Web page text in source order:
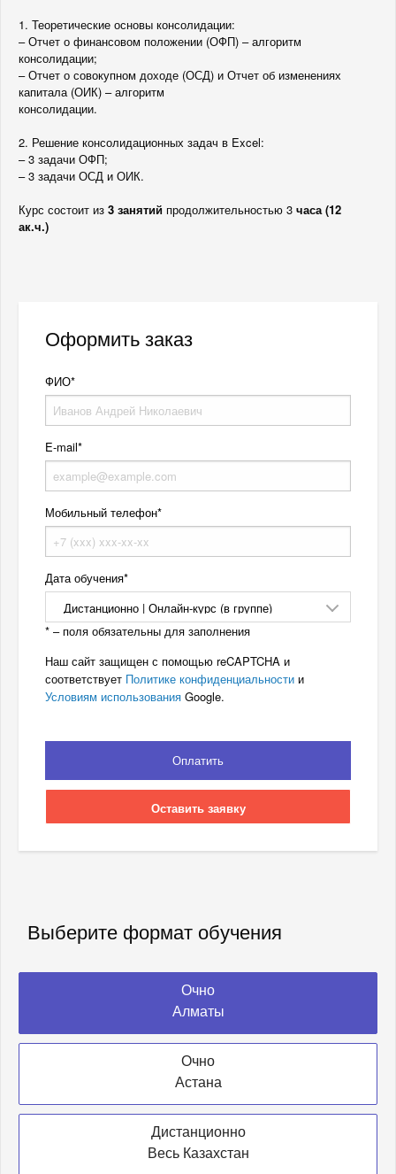
1. Теоретические основы консолидации:
– Отчет о финансовом положении (ОФП) – алгоритм
консолидации;
– Отчет о совокупном доходе (ОСД) и Отчет об изменениях
капитала (ОИК) – алгоритм
консолидации.
2. Решение консолидационных задач в Excel:
– 3 задачи ОФП;
– 3 задачи ОСД и ОИК.
Курс состоит из 3 занятий продолжительностью 3 часа (12
ак.ч.)
Оформить заказ
ФИО
E-mail
Мобильный телефон
Дата обучения
* – поля обязательны для заполнения
Наш сайт защищен с помощью reCAPTCHA и
соответствует Политике конфиденциальности и
Условиям использования Google.
Оплатить
Оставить заявку
Выберите формат обучения
Очно
Алматы
Очно
Астана
Дистанционно
Весь Казахстан